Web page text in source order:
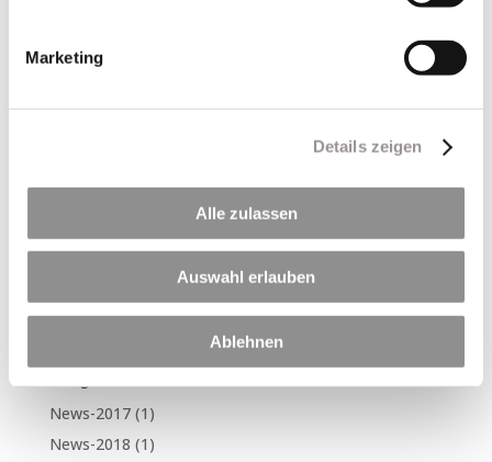
Marketing
Details zeigen
Alle zulassen
Auswahl erlauben
Ablehnen
Per Klick geht´s hier zu unseren Terminen in 2026
🏊🚴🏃 Triathlon am Hörblacher Baggersee – Sport,
120 Jahre LZR
Neueste Kommentare
News-2017(1)
News-2018 (1)